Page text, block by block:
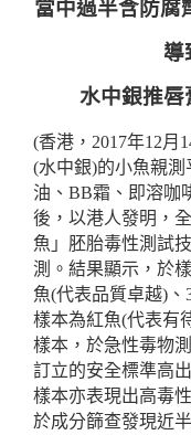
當中過半含防腐
導
水中銀推唇
(香港， 2017年12月
(水中銀)的小魚親測
油、 BB霜、即溶咖
後，以港人發明，
魚」胚胎毒性測試
測。結果顯示，於
魚(代表品質卓越) 、
樣本為紅魚(代表有
樣本，於急性毒物
訂立的安全標準高
樣本亦表現出高毒
於成分篩查發現近